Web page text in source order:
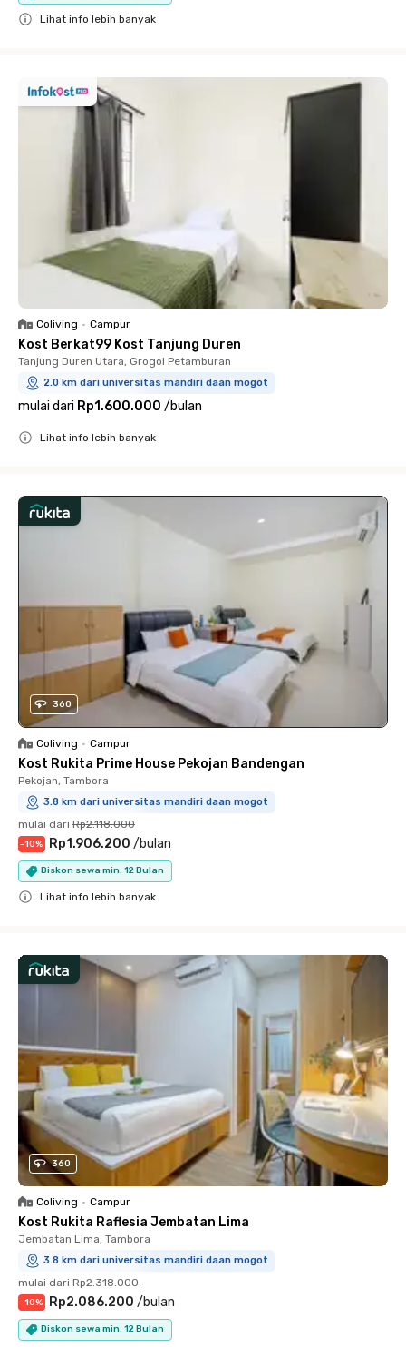
Lihat info lebih banyak
Coliving • Campur
Kost Berkat99 Kost Tanjung Duren
Tanjung Duren Utara, Grogol Petamburan
2.0 km dari universitas mandiri daan mogot
mulai dari Rp1.600.000 /bulan
Lihat info lebih banyak
360
Coliving • Campur
Kost Rukita Prime House Pekojan Bandengan
Pekojan, Tambora
3.8 km dari universitas mandiri daan mogot
mulai dari Rp2.118.000
-10% Rp1.906.200 /bulan
Diskon sewa min. 12 Bulan
Lihat info lebih banyak
360
Coliving • Campur
Kost Rukita Raflesia Jembatan Lima
Jembatan Lima, Tambora
3.8 km dari universitas mandiri daan mogot
mulai dari Rp2.318.000
-10% Rp2.086.200 /bulan
Diskon sewa min. 12 Bulan